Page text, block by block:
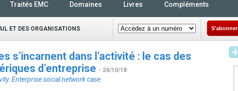
Traités EMC Domaines Livres Compléments
ET DES ORGANISATIONS S'abonner
s’incarnent dans l’activité : le cas des
d’entreprise - 24/10/18
Enterprise social network case